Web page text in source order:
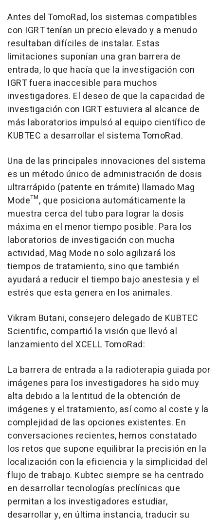
Antes del TomoRad, los sistemas compatibles
con IGRT tenían un precio elevado y a menudo
resultaban difíciles de instalar. Estas
limitaciones suponían una gran barrera de
entrada, lo que hacía que la investigación con
IGRT fuera inaccesible para muchos
investigadores. El deseo de que la capacidad de
investigación con IGRT estuviera al alcance de
más laboratorios impulsó al equipo científico de
KUBTEC a desarrollar el sistema TomoRad.
Una de las principales innovaciones del sistema
es un método único de administración de dosis
ultrarrápido (patente en trámite) llamado Mag
Mode™, que posiciona automáticamente la
muestra cerca del tubo para lograr la dosis
máxima en el menor tiempo posible. Para los
laboratorios de investigación con mucha
actividad, Mag Mode no solo agilizará los
tiempos de tratamiento, sino que también
ayudará a reducir el tiempo bajo anestesia y el
estrés que esta genera en los animales.
Vikram Butani, consejero delegado de KUBTEC
Scientific, compartió la visión que llevó al
lanzamiento del XCELL TomoRad:
La barrera de entrada a la radioterapia guiada por
imágenes para los investigadores ha sido muy
alta debido a la lentitud de la obtención de
imágenes y el tratamiento, así como al coste y la
complejidad de las opciones existentes. En
conversaciones recientes, hemos constatado
los retos que supone equilibrar la precisión en la
localización con la eficiencia y la simplicidad del
flujo de trabajo. Kubtec siempre se ha centrado
en desarrollar tecnologías preclínicas que
permitan a los investigadores estudiar,
desarrollar y, en última instancia, traducir su